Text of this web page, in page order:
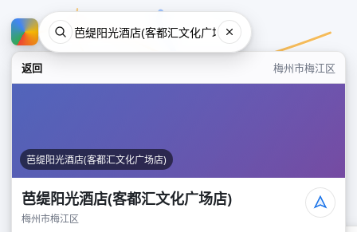
返回 梅州市梅江区
芭缇阳光酒店(客都汇文化广场店)
芭缇阳光酒店(客都汇文化广场店)
梅州市梅江区